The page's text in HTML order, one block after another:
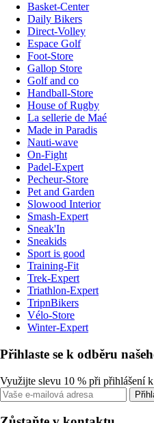
Basket-Center
Daily Bikers
Direct-Volley
Espace Golf
Foot-Store
Gallop Store
Golf and co
Handball-Store
House of Rugby
La sellerie de Maé
Made in Paradis
Nauti-wave
On-Fight
Padel-Expert
Pecheur-Store
Pet and Garden
Slowood Interior
Smash-Expert
Sneak'In
Sneakids
Sport is good
Training-Fit
Trek-Expert
Triathlon-Expert
TripnBikers
Vélo-Store
Winter-Expert
Přihlaste se k odběru
Využijte slevu 10 % při přihlášení